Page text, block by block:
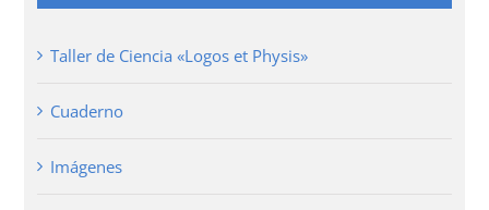
Taller de Ciencia «Logos et Physis»
Cuaderno
Imágenes